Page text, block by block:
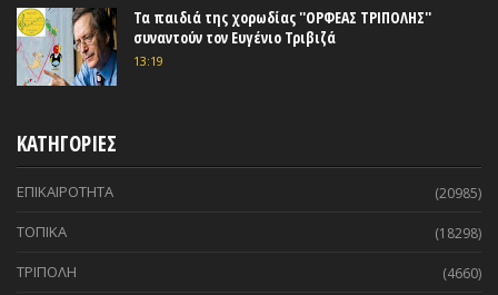
Τα παιδιά της χορωδίας ''ΟΡΦΕΑΣ ΤΡΙΠΟΛΗΣ''
συναντούν τον Ευγένιο Τριβιζά
13:19
ΚΑΤΗΓΟΡΙΕΣ
ΕΠΙΚΑΙΡΟΤΗΤΑ (20985)
ΤΟΠΙΚΑ (18298)
ΤΡΙΠΟΛΗ (4660)